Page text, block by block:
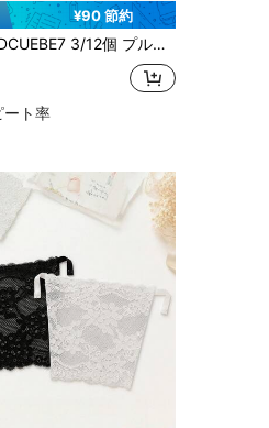
¥90 節約
個 プルコード式 ノカット裁縫マーキングペンシル、ノカット布チョークペンシル、仕立て屋用マーキング＆トラッキングツール、衣類裁縫ツールセット(ランダムカラー)
ート率